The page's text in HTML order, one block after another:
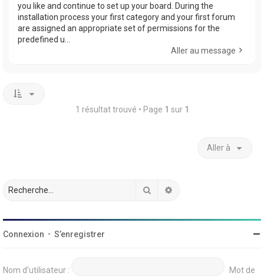
you like and continue to set up your board. During the
installation process your first category and your first forum
are assigned an appropriate set of permissions for the
predefined u...
Aller au message
1 résultat trouvé • Page 1 sur 1
Aller à
Rechercher
Connexion • S’enregistrer
Nom d’utilisateur : Mot de